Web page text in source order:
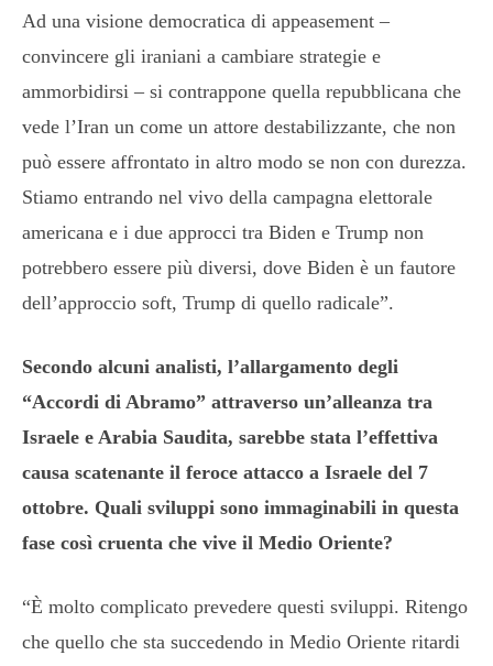
Ad una visione democratica di appeasement –
convincere gli iraniani a cambiare strategie e
ammorbidirsi – si contrappone quella repubblicana che
vede l’Iran un come un attore destabilizzante, che non
può essere affrontato in altro modo se non con durezza.
Stiamo entrando nel vivo della campagna elettorale
americana e i due approcci tra Biden e Trump non
potrebbero essere più diversi, dove Biden è un fautore
dell’approccio soft, Trump di quello radicale”.
Secondo alcuni analisti, l’allargamento degli
“Accordi di Abramo” attraverso un’alleanza tra
Israele e Arabia Saudita, sarebbe stata l’effettiva
causa scatenante il feroce attacco a Israele del 7
ottobre. Quali sviluppi sono immaginabili in questa
fase così cruenta che vive il Medio Oriente?
“È molto complicato prevedere questi sviluppi. Ritengo
che quello che sta succedendo in Medio Oriente ritardi